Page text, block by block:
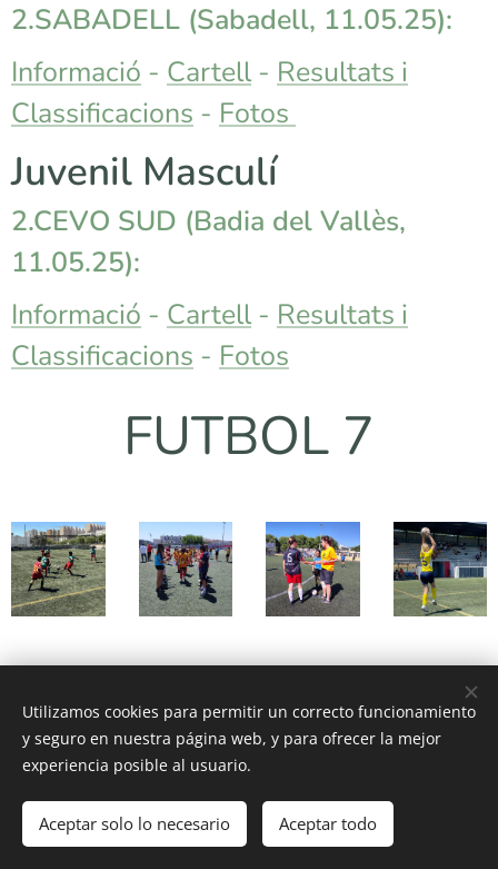
2.SABADELL (Sabadell, 11.05.25):
Informació - Cartell- Resultats i
Classificacions - Fotos
Juvenil Masculí
2.CEVO SUD (Badia del Vallès,
11.05.25):
Informació - Cartell- Resultats i
Classificacions - Fotos
FUTBOL 7
Benjamí Masculí
1.GARRAF (Olivella, 10.05.25):
Informació
Classificacions-Fotos
¡Crea tu página web gratis! Comenzar
Utilizamos cookies para permitir un correcto funcionamiento
y seguro en nuestra página web, y para ofrecer la mejor
experiencia posible al usuario.
Aceptar solo lo necesario Aceptar todo